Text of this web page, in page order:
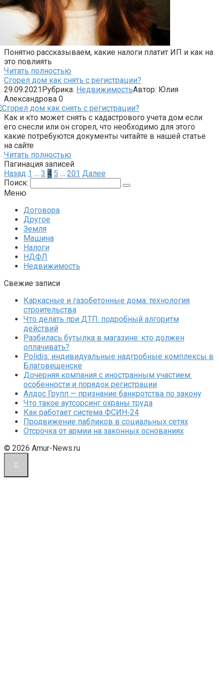
Понятно рассказываем, какие налоги платит ИП и как на
это повлиять
Читать полностью
Сгорел дом как снять с регистрации?
29.09.2021Рубрика: НедвижимостьАвтор: Юлия
Александрова 0
Как и кто может снять с кадастрового учета дом если
его снесли или он сгорел, что необходимо для этого
какие потребуются документы читайте в нашей статье
на сайте
Читать полностью
Пагинация записей
Назад 1 … 3 4 5 … 201 Далее
Поиск:
Меню
Договора
Другое
Земля
Машина
Налоги
НДФЛ
Недвижимость
Свежие записи
Каркасные и газобетонные дома: технология
строительства
Что делать при ДТП: подробный алгоритм
действий
Разбилась бутылка в магазине: кто должен
оплачивать?
Polidis: индивидуальные надгробные комплексы в
Благовещенске
Дочерняя компания с иностранным участием:
особенности и порядок регистрации
Алдос Групп — признание банкротства по закону
Что такое аутсорсинг охраны труда
Как работает система ФСИН-24
Продвижение пабликов в социальных сетях
Отсрочка от армии на законных основаниях
© 2026 Amur-News.ru